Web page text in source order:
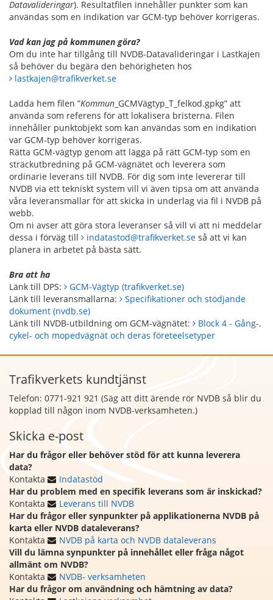
Datavalideringar). Resultatfilen innehåller punkter som kan
användas som en indikation var GCM-typ behöver korrigeras.
Vad kan jag på kommunen göra?
Om du inte har tillgång till NVDB-Datavalideringar i Lastkajen
så behöver du begära den behörigheten hos
lastkajen@trafikverket.se
Ladda hem filen ”Kommun _GCMVägtyp_T_felkod.gpkg” att
använda som referens för att lokalisera bristerna. Filen
innehåller punktobjekt som kan användas som en indikation
var GCM-typ behöver korrigeras.
Rätta GCM-vägtyp genom att lägga på rätt GCM-typ som en
sträckutbredning på GCM-vägnätet och leverera som
ordinarie leverans till NVDB. För dig som inte levererar till
NVDB via ett tekniskt system vill vi även tipsa om att använda
våra leveransmallar för att skicka in underlag via fil i NVDB på
webb.
Om ni avser att göra stora leveranser så vill vi att ni meddelar
dessa i förväg till
indatastod@trafikverket.se så att vi kan
planera in arbetet på bästa sätt.
Bra att ha
Länk till DPS:
GCM-Vägtyp (trafikverket.se)
Länk till leveransmallarna:
Specifikationer och stödjande
dokument (nvdb.se)
Länk till NVDB-utbildning om GCM-vägnätet:
Block 4 - Gång-,
cykel- och mopedvägnät och deras företeelsetyper
Trafikverkets kundtjänst
Telefon: 0771-921 921 (Säg att ditt ärende rör NVDB så blir du
kopplad till någon inom NVDB-verksamheten.)
Skicka e-post
Har du frågor eller behöver stöd för att kunna leverera
data?
Kontakta
Indatastöd
Har du problem med en specifik leverans som är inskickad?
Kontakta
Leverans till NVDB
Har du frågor eller synpunkter på applikationerna NVDB på
karta eller NVDB dataleverans?
Kontakta
NVDB på karta och NVDB dataleverans
Vill du lämna synpunkter på innehållet eller fråga något
allmänt om NVDB?
Kontakta
NVDB- verksamheten
Har du frågor om användning och hämtning av data?